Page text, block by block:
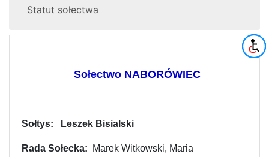
Statut sołectwa
Sołectwo NABORÓWIEC
Sołtys: Leszek Bisialski
Rada Sołecka:
Marek Witkowski, Maria